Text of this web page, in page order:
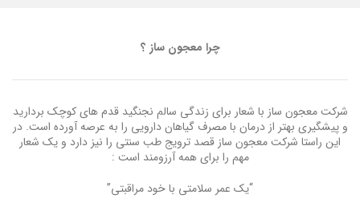
چرا معجون ساز ؟
شرکت معجون ساز با شعار برای زندگی سالم نجنگید قدم های کوچک بردارید
و پیشگیری بهتر از درمان با مصرف گیاهان دارویی را به عرصه آورده است. در
این راستا شرکت معجون ساز قصد ترویج طب سنتی را نیز دارد و یک شعار
مهم را برای همه آرزومند است :
“یک عمر سلامتی با خود مراقبتی”